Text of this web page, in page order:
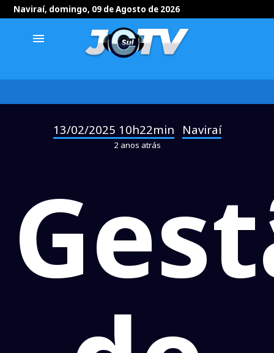
Naviraí, domingo, 09 de Agosto de 2026
menu
13/02/2025 10h22min Naviraí
2 anos atrás